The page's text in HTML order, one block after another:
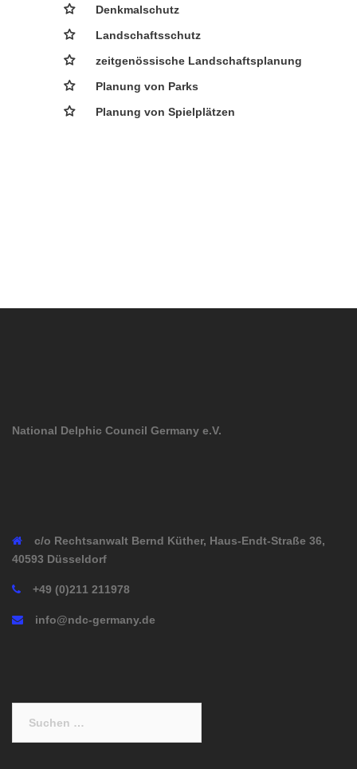
Denkmalschutz
Landschaftsschutz
zeitgenössische Landschaftsplanung
Planung von Parks
Planung von Spielplätzen
National Delphic Council Germany e.V.
c/o Rechtsanwalt Bernd Küther, Haus-Endt-Straße 36,
40593 Düsseldorf
+49 (0)211 211978
info@ndc-germany.de
nach: